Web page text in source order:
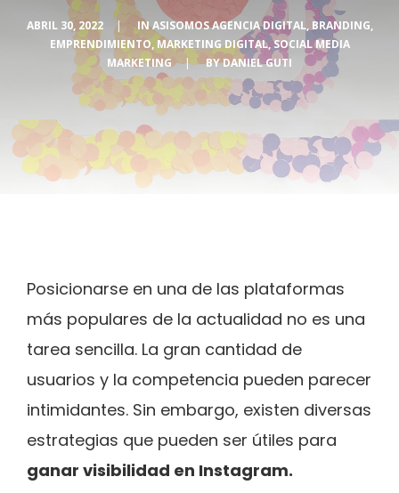
ABRIL 30, 2022 | INASISOMOS AGENCIA DIGITAL, BRANDING,
EMPRENDIMIENTO, MARKETING DIGITAL,SOCIAL MEDIA
MARKETING
| BYDANIEL GUTI
Posicionarse en una de las plataformas
más populares de la actualidad no es una
tarea sencilla. La gran cantidad de
usuarios y la competencia pueden parecer
intimidantes. Sin embargo, existen diversas
estrategias que pueden ser útiles para
ganar visibilidad en Instagram.